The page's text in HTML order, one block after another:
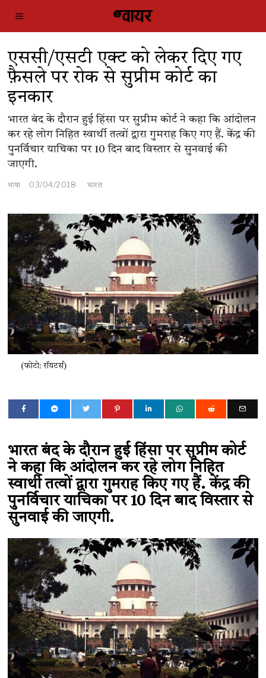
एससी/एसटी एक्ट को लेकर दिए गए
फ़ैसले पर रोक से सुप्रीम कोर्ट का
इनकार
भारत बंद के दौरान हुई हिंसा पर सुप्रीम कोर्ट ने कहा कि आंदोलन
कर रहे लोग निहित स्वार्थी तत्वों द्वारा गुमराह किए गए हैं. केंद्र की
पुनर्विचार याचिका पर 10 दिन बाद विस्तार से सुनवाई की
जाएगी.
भाषा 03/04/2018 भारत
(फोटो: रॉयटर्स)
भारत बंद के दौरान हुई हिंसा पर सुप्रीम कोर्ट
ने कहा कि आंदोलन कर रहे लोग निहित
स्वार्थी तत्वों द्वारा गुमराह किए गए हैं. केंद्र की
पुनर्विचार याचिका पर 10 दिन बाद विस्तार से
सुनवाई की जाएगी.